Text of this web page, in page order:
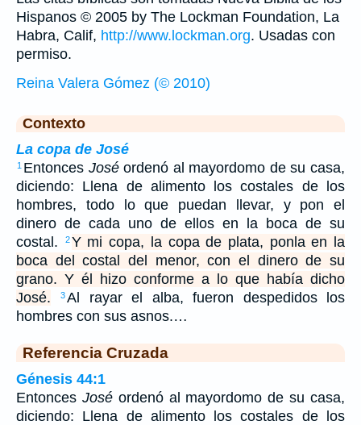
Hispanos © 2005 by The Lockman Foundation, La
Habra, Calif, http://www.lockman.org. Usadas con
permiso.
Reina Valera Gómez (© 2010)
Contexto
La copa de José
1 Entonces Joséordenó al mayordomo de su casa,
diciendo: Llena de alimento los costales de los
hombres, todo lo que puedan llevar, y pon el
dinero de cada uno de ellos en la boca de su
costal.
2Y mi copa, la copa de plata, ponla en la
boca del costal del menor, con el dinero de su
grano. Y él hizo conforme a lo que había dicho
José.
3 Al rayar el alba, fueron despedidos los
hombres con sus asnos.…
Referencia Cruzada
Génesis 44:1
Entonces Joséordenó al mayordomo de su casa,
diciendo: Llena de alimento los costales de los